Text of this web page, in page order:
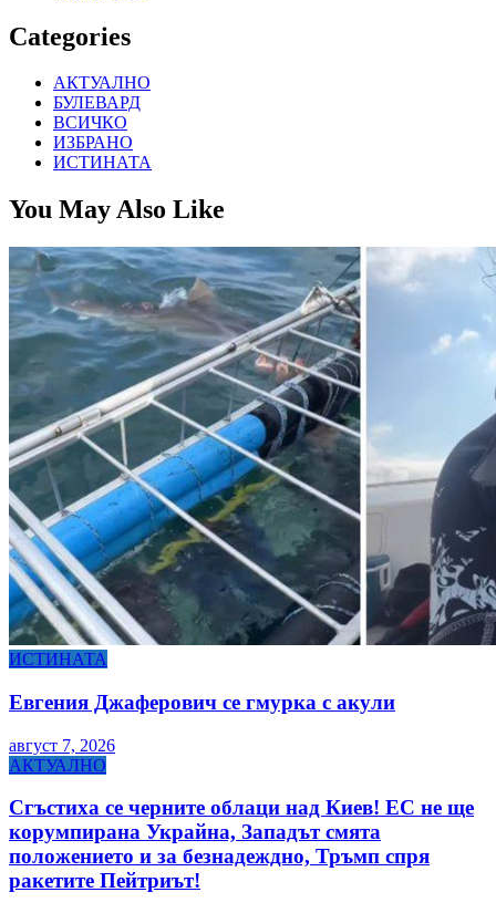
Categories
АКТУАЛНО
БУЛЕВАРД
ВСИЧКО
ИЗБРАНО
ИСТИНАТА
You May Also Like
ИСТИНАТА
Евгения Джаферович се гмурка с акули
август 7, 2026
АКТУАЛНО
Сгъстиха се черните облаци над Киев! ЕС не ще
корумпирана Украйна, Западът смята
положението и за безнадеждно, Тръмп спря
ракетите Пейтриът!